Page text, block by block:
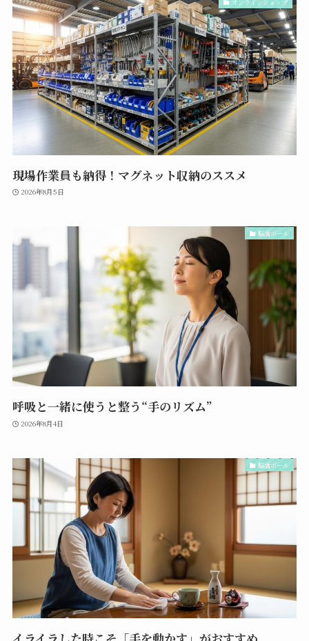
現場作業員も納得！マグネット収納のススメ
2026年8月5日
脳活ボール
呼吸と一緒に使うと整う“手のリズム”
2026年8月4日
脳活ボール